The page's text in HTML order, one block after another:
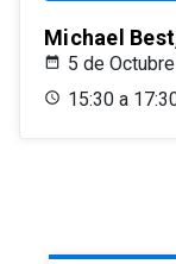
Michael
5 de
15:30 a